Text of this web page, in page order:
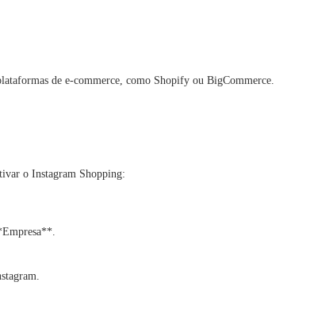
de e-commerce, como Shopify ou BigCommerce.
o Instagram Shopping: